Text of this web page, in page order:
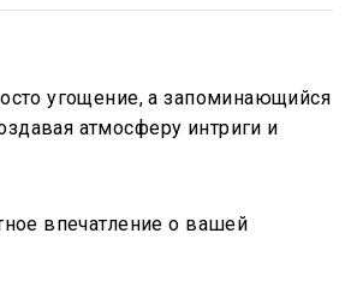
угощение, а запоминающийся
атмосферу интриги и
впечатление о вашей